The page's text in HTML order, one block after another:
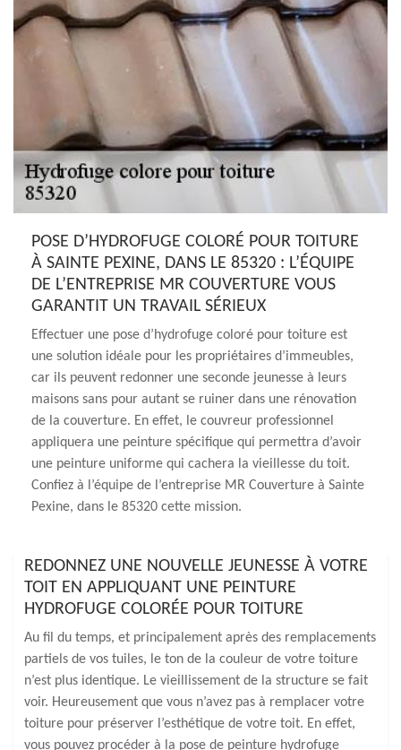
POSE D’HYDROFUGE COLORÉ POUR TOITURE
À SAINTE PEXINE, DANS LE 85320 : L’ÉQUIPE
DE L’ENTREPRISE MR COUVERTURE VOUS
GARANTIT UN TRAVAIL SÉRIEUX
Effectuer une pose d’hydrofuge coloré pour toiture est
une solution idéale pour les propriétaires d’immeubles,
car ils peuvent redonner une seconde jeunesse à leurs
maisons sans pour autant se ruiner dans une rénovation
de la couverture. En effet, le couvreur professionnel
appliquera une peinture spécifique qui permettra d’avoir
une peinture uniforme qui cachera la vieillesse du toit.
Confiez à l’équipe de l’entreprise MR Couverture à Sainte
Pexine, dans le 85320 cette mission.
REDONNEZ UNE NOUVELLE JEUNESSE À VOTRE
TOIT EN APPLIQUANT UNE PEINTURE
HYDROFUGE COLORÉE POUR TOITURE
Au fil du temps, et principalement après des remplacements
partiels de vos tuiles, le ton de la couleur de votre toiture
n’est plus identique. Le vieillissement de la structure se fait
voir. Heureusement que vous n’avez pas à remplacer votre
toiture pour préserver l’esthétique de votre toit. En effet,
vous pouvez procéder à la pose de peinture hydrofuge